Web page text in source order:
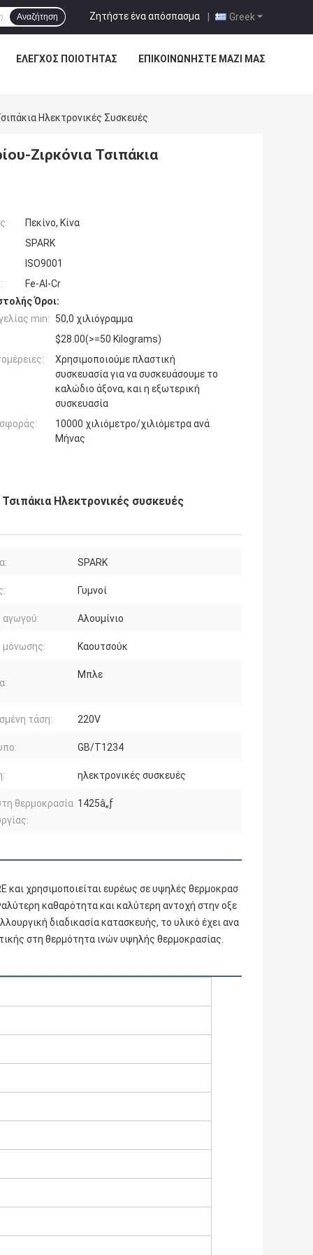
Greek
Ζητήστε ένα απόσπασμα |
Αναζήτηση
ΈΛΕΓΧΟΣ ΠΟΙΌΤΗΤΑΣ ΕΠΙΚΟΙΝΩΝΉΣΤΕ ΜΑΖΊ ΜΑΣ
Ηλεκτρονικές Συσκευές
Ζιρκόνια Τσιπάκια
Πεκίνο, Κίνα
SPARK
ISO9001
Fe-Al-Cr
Όροι:
min:
50,0 χιλιόγραμμα
$28.00(>=50 Kilograms)
Χρησιμοποιούμε πλαστική
συσκευασία για να συσκευάσουμε το
καλώδιο άξονα, και η εξωτερική
συσκευασία
10000 χιλιόμετρο/χιλιόμετρα ανά
Μήνας
Ηλεκτρονικές συσκευές
SPARK
Γυμνοί
αγωγού: Αλουμίνιο
μόνωσης: Καουτσούκ
Μπλε
τάση: 220V
GB/T1234
ηλεκτρονικές συσκευές
θερμοκρασία 1425â„ƒ
και χρησιμοποιείται ευρέως σε υψηλές θερμοκρασ
καθαρότητα και καλύτερη αντοχή στην οξε
διαδικασία κατασκευής, το υλικό έχει ανα
στη θερμότητα ινών υψηλής θερμοκρασίας.